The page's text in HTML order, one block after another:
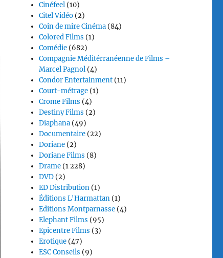
Cinéfeel (10)
Citel Vidéo (2)
Coin de mire Cinéma (84)
Colored Films (1)
Comédie (682)
Compagnie Méditérranéenne de Films –
Marcel Pagnol (4)
Condor Entertainment (11)
Court-métrage (1)
Crome Films (4)
Destiny Films (2)
Diaphana (49)
Documentaire (22)
Doriane (2)
Doriane Films (8)
Drame (1 228)
DVD (2)
ED Distribution (1)
Éditions L'Harmattan (1)
Editions Montparnasse (4)
Elephant Films (95)
Epicentre Films (3)
Erotique (47)
ESC Conseils (9)